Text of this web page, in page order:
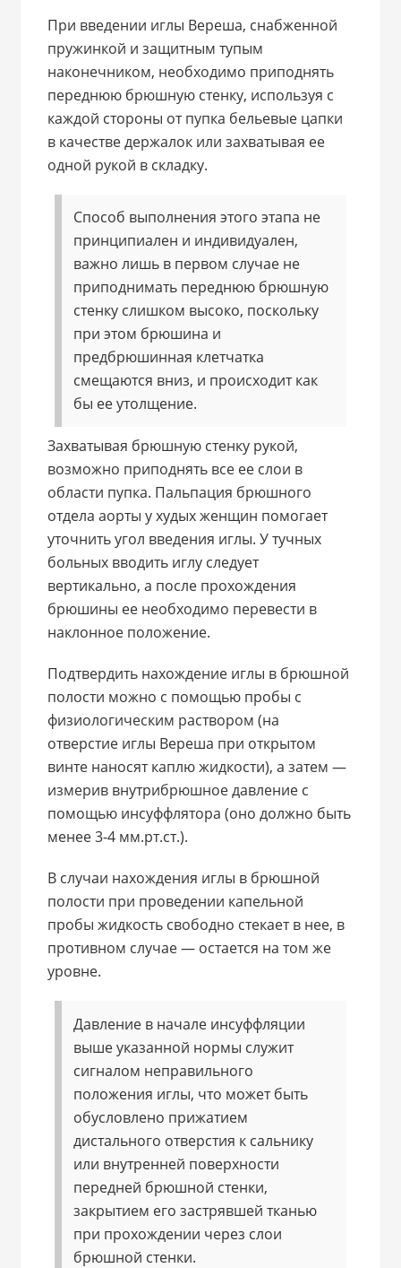
При введении иглы Вереша, снабженной
пружинкой и защитным тупым
наконечником, необходимо приподнять
переднюю брюшную стенку, используя с
каждой стороны от пупка бельевые цапки
в качестве держалок или захватывая ее
одной рукой в складку.
Способ выполнения этого этапа не
принципиален и индивидуален,
важно лишь в первом случае не
приподнимать переднюю брюшную
стенку слишком высоко, поскольку
при этом брюшина и
предбрюшинная клетчатка
смещаются вниз, и происходит как
бы ее утолщение.
Захватывая брюшную стенку рукой,
возможно приподнять все ее слои в
области пупка. Пальпация брюшного
отдела аорты у худых женщин помогает
уточнить угол введения иглы. У тучных
больных вводить иглу следует
вертикально, а после прохождения
брюшины ее необходимо перевести в
наклонное положение.
Подтвердить нахождение иглы в брюшной
полости можно с помощью пробы с
физиологическим раствором (на
отверстие иглы Вереша при открытом
винте наносят каплю жидкости), а затем —
измерив внутрибрюшное давление с
помощью инсуффлятора (оно должно быть
менее 3-4 мм.рт.ст.).
В случаи нахождения иглы в брюшной
полости при проведении капельной
пробы жидкость свободно стекает в нее, в
противном случае — остается на том же
уровне.
Давление в начале инсуффляции
выше указанной нормы служит
сигналом неправильного
положения иглы, что может быть
обусловлено прижатием
дистального отверстия к сальнику
или внутренней поверхности
передней брюшной стенки,
закрытием его застрявшей тканью
при прохождении через слои
брюшной стенки.